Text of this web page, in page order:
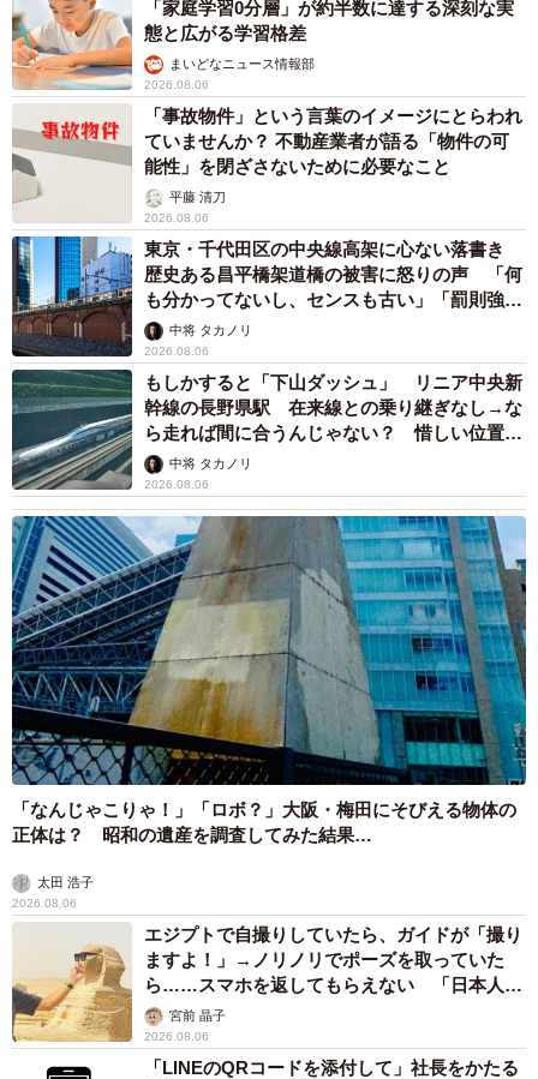
「家庭学習0分層」が約半数に達する深刻な実
態と広がる学習格差
まいどなニュース情報部
2026.08.06
「事故物件」という言葉のイメージにとらわれ
ていませんか？ 不動産業者が語る「物件の可
能性」を閉ざさないために必要なこと
平藤 清刀
2026.08.06
東京・千代田区の中央線高架に心ない落書き
歴史ある昌平橋架道橋の被害に怒りの声 「何
も分かってないし、センスも古い」「罰則強化
して」中将 タカノリ
2026.08.06
もしかすると「下山ダッシュ」 リニア中央新
幹線の長野県駅 在来線との乗り継ぎなし→な
ら走れば間に合うんじゃない？ 惜しい位置関
係が反響
中将 タカノリ
2026.08.06
「なんじゃこりゃ！」「ロボ？」大阪・梅田にそびえる物体の
正体は？ 昭和の遺産を調査してみた結果…
太田 浩子
2026.08.06
エジプトで自撮りしていたら、ガイドが「撮り
ますよ！」→ノリノリでポーズを取っていた
ら……スマホを返してもらえない 「日本人は
カモ代表かも」「私は6時間で3万円払った」
宮前 晶子
2026.08.06
「LINEのQRコードを添付して」社長をかたる